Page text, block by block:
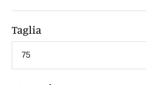
Taglia